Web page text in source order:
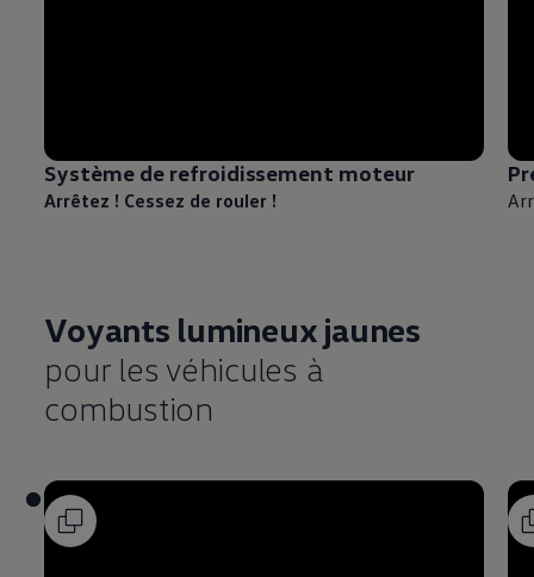
Système de refroidissement moteur
Arrêtez ! Cessez de rouler !
Voyants lumineux jaunes
pour les véhicules à
combustion